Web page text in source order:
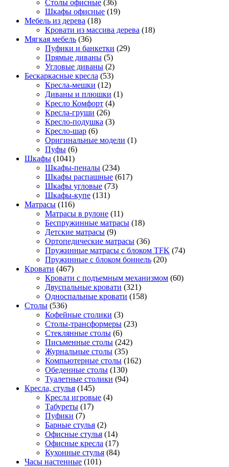
Столы офисные (36)
Шкафы офисные (19)
Мебель из дерева (18)
Кровати из массива дерева (18)
Мягкая мебель (36)
Пуфики и банкетки (29)
Прямые диваны (5)
Угловые диваны (2)
Бескаркасные кресла (53)
Кресла-мешки (12)
Диваны и плюшки (1)
Кресло Комфорт (4)
Кресла-груши (26)
Кресло-подушка (3)
Кресло-шар (6)
Оригинальные модели (1)
Пуфы (6)
Шкафы (1041)
Шкафы-пеналы (234)
Шкафы распашные (617)
Шкафы угловые (73)
Шкафы-купе (131)
Матрасы (116)
Матрасы в рулоне (11)
Беспружинные матрасы (18)
Детские матрасы (9)
Ортопедические матрасы (36)
Пружинные матрасы с блоком TFK (74)
Пружинные с блоком боннель (20)
Кровати (467)
Кровати с подъемным механизмом (60)
Двуспальные кровати (321)
Односпальные кровати (158)
Столы (536)
Кофейные столики (3)
Столы-трансформеры (23)
Стеклянные столы (6)
Письменные столы (242)
Журнальные столы (35)
Компьютерные столы (162)
Обеденные столы (130)
Туалетные столики (94)
Кресла, стулья (145)
Кресла игровые (4)
Табуреты (17)
Пуфики (7)
Барные стулья (2)
Офисные стулья (14)
Офисные кресла (17)
Кухонные стулья (84)
Часы настенные (101)